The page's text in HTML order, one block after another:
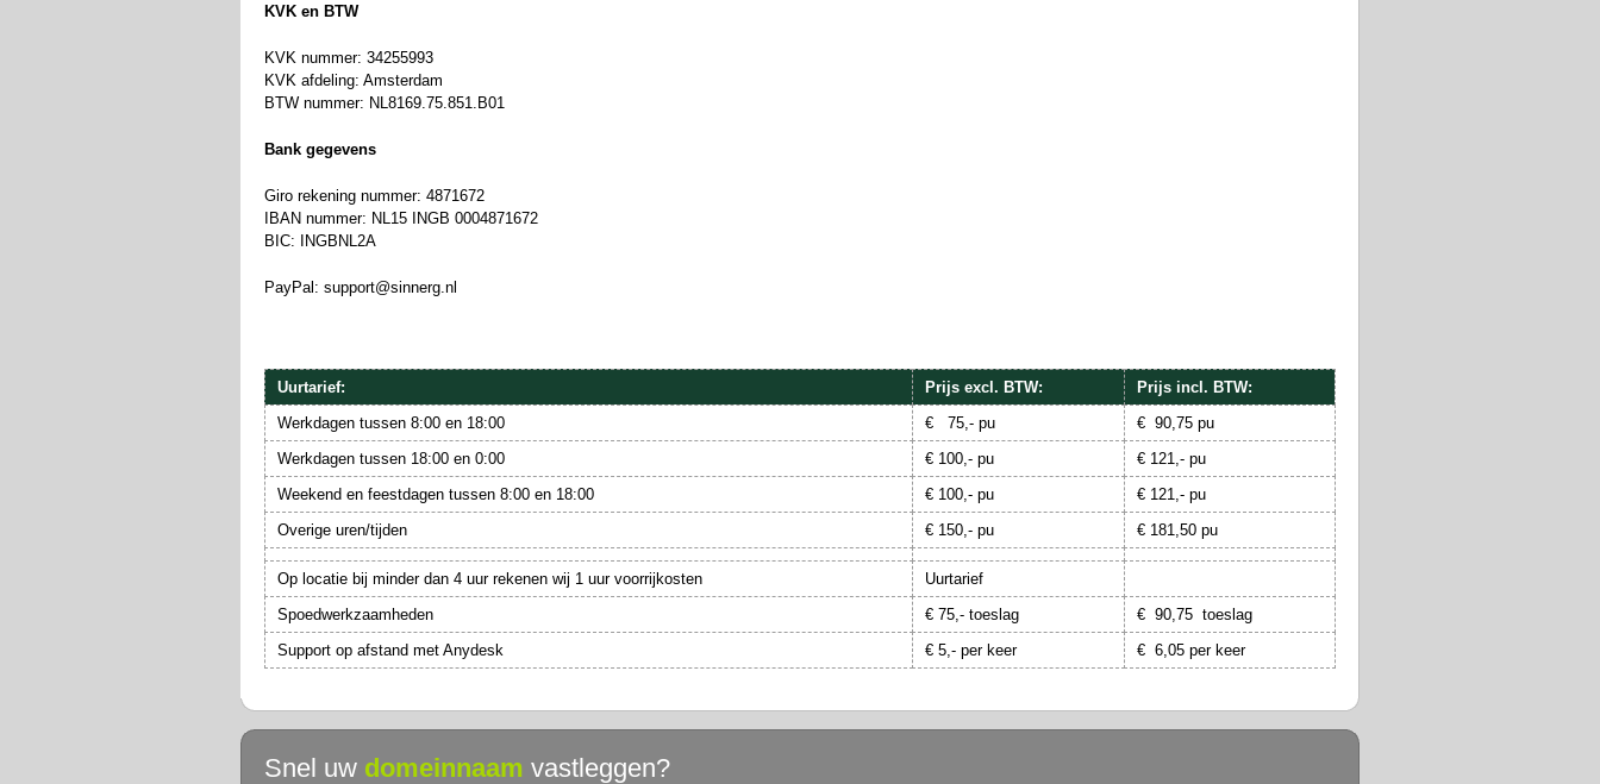
KVK en BTW
KVK nummer: 34255993
KVK afdeling: Amsterdam
BTW nummer: NL8169.75.851.B01
Bank gegevens
Giro rekening nummer: 4871672
IBAN nummer: NL15 INGB 0004871672
BIC: INGBNL2A
PayPal: support@sinnerg.nl
Uurtarief: Prijs excl. BTW:
Prijs incl. BTW:
Werkdagen tussen 8:00 en 18:00
€ 75,- pu
€ 90,75 pu
Werkdagen tussen 18:00 en 0:00
€ 100,- pu
€ 121,- pu
Weekend en feestdagen tussen 8:00 en 18:00
€ 100,- pu
€ 121,- pu
Overige uren/tijden
€ 150,- pu € 181,50 pu
Op locatie bij minder dan 4 uur rekenen wij 1 uur voorrijkosten
Uurtarief
Spoedwerkzaamheden
€ 75,- toeslag
€ 90,75 toeslag
Support op afstand met Anydesk
€ 5,- per keer € 6,05 per keer
Snel uw domeinnaam vastleggen?